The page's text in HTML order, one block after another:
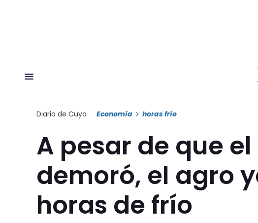
Diario de Cuyo Economía horas frío
A pesar de que
demoró, el agro
horas de frío